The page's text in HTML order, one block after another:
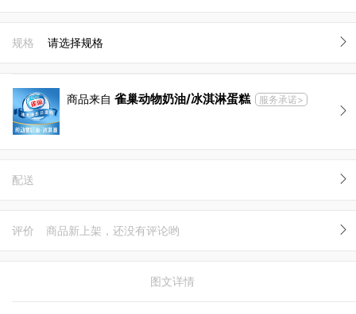
规格 请选择规格
商品来自 雀巢动物奶油/冰淇淋蛋糕 服务承诺>
配送
评价 商品新上架，还没有评论哟
图文详情